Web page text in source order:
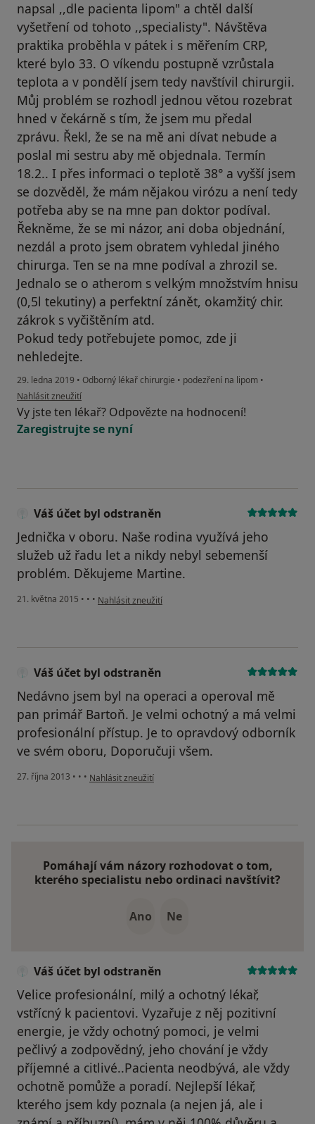
napsal ,,dle pacienta lipom" a chtěl další
vyšetření od tohoto ,,specialisty". Návštěva
praktika proběhla v pátek i s měřením CRP,
které bylo 33. O víkendu postupně vzrůstala
teplota a v pondělí jsem tedy navštívil chirurgii.
Můj problém se rozhodl jednou větou rozebrat
hned v čekárně s tím, že jsem mu předal
zprávu. Řekl, že se na mě ani dívat nebude a
poslal mi sestru aby mě objednala. Termín
18.2.. I přes informaci o teplotě 38° a vyšší jsem
se dozvěděl, že mám nějakou virózu a není tedy
potřeba aby se na mne pan doktor podíval.
Řekněme, že se mi názor, ani doba objednání,
nezdál a proto jsem obratem vyhledal jiného
chirurga. Ten se na mne podíval a zhrozil se.
Jednalo se o atherom s velkým množstvím hnisu
(0,5l tekutiny) a perfektní zánět, okamžitý chir.
zákrok s vyčištěním atd.
Pokud tedy potřebujete pomoc, zde ji
nehledejte.
29. ledna 2019 • Odborný lékař chirurgie • podezření na lipom •
podle názoru uživatele Váš účet byl odstraněn
Nahlásit zneužití
Vy jste ten lékař? Odpovězte na hodnocení!
Zaregistrujte se nyní
Váš účet byl odstraněn
Jednička v oboru. Naše rodina využívá jeho
služeb už řadu let a nikdy nebyl sebemenší
problém. Děkujeme Martine.
21. května 2015 • • • podle názoru uživatele Váš účet byl odstraněn
Nahlásit zneužití
Váš účet byl odstraněn
Nedávno jsem byl na operaci a operoval mě
pan primář Bartoň. Je velmi ochotný a má velmi
profesionální přístup. Je to opravdový odborník
ve svém oboru, Doporučuji všem.
27. října 2013 • • • podle názoru uživatele Váš účet byl odstraněn
Nahlásit zneužití
Pomáhají vám názory rozhodovat o tom,
kterého specialistu nebo ordinaci navštívit?
Ano Ne
Váš účet byl odstraněn
Velice profesionální, milý a ochotný lékař,
vstřícný k pacientovi. Vyzařuje z něj pozitivní
energie, je vždy ochotný pomoci, je velmi
pečlivý a zodpovědný, jeho chování je vždy
příjemné a citlivé..Pacienta neodbývá, ale vždy
ochotně pomůže a poradí. Nejlepší lékař,
kterého jsem kdy poznala (a nejen já, ale i